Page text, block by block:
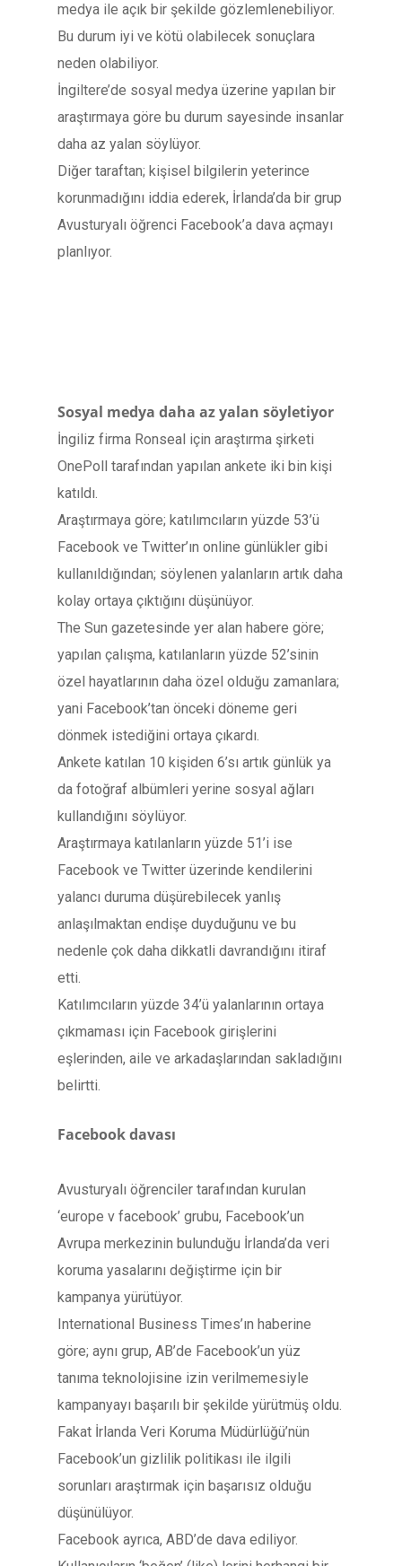
medya ile açık bir şekilde gözlemlenebiliyor.
Bu durum iyi ve kötü olabilecek sonuçlara
neden olabiliyor.
İngiltere’de sosyal medya üzerine yapılan bir
araştırmaya göre bu durum sayesinde insanlar
daha az yalan söylüyor.
Diğer taraftan; kişisel bilgilerin yeterince
korunmadığını iddia ederek, İrlanda’da bir grup
Avusturyalı öğrenci Facebook’a dava açmayı
planlıyor.
Sosyal medya daha az yalan söyletiyor
İngiliz firma Ronseal için araştırma şirketi
OnePoll tarafından yapılan ankete iki bin kişi
katıldı.
Araştırmaya göre; katılımcıların yüzde 53’ü
Facebook ve Twitter’ın online günlükler gibi
kullanıldığından; söylenen yalanların artık daha
kolay ortaya çıktığını düşünüyor.
The Sun gazetesinde yer alan habere göre;
yapılan çalışma, katılanların yüzde 52’sinin
özel hayatlarının daha özel olduğu zamanlara;
yani Facebook’tan önceki döneme geri
dönmek istediğini ortaya çıkardı.
Ankete katılan 10 kişiden 6’sı artık günlük ya
da fotoğraf albümleri yerine sosyal ağları
kullandığını söylüyor.
Araştırmaya katılanların yüzde 51’i ise
Facebook ve Twitter üzerinde kendilerini
yalancı duruma düşürebilecek yanlış
anlaşılmaktan endişe duyduğunu ve bu
nedenle çok daha dikkatli davrandığını itiraf
etti.
Katılımcıların yüzde 34’ü yalanlarının ortaya
çıkmaması için Facebook girişlerini
eşlerinden, aile ve arkadaşlarından sakladığını
belirtti.
Facebook davası
Avusturyalı öğrenciler tarafından kurulan
‘europe v facebook’ grubu, Facebook’un
Avrupa merkezinin bulunduğu İrlanda’da veri
koruma yasalarını değiştirme için bir
kampanya yürütüyor.
International Business Times’ın haberine
göre; aynı grup, AB’de Facebook’un yüz
tanıma teknolojisine izin verilmemesiyle
kampanyayı başarılı bir şekilde yürütmüş oldu.
Fakat İrlanda Veri Koruma Müdürlüğü’nün
Facebook’un gizlilik politikası ile ilgili
sorunları araştırmak için başarısız olduğu
düşünülüyor.
Facebook ayrıca, ABD’de dava ediliyor.